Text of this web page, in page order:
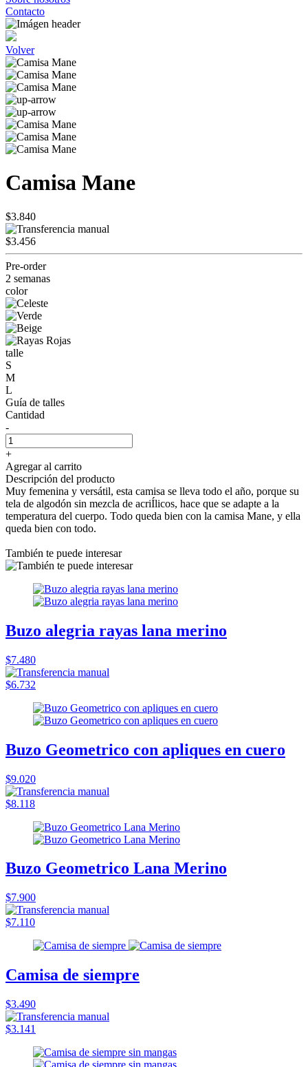
Contacto
Volver
Camisa Mane
$3.840
$3.456
Pre-order
2 semanas
color
talle
S
M
L
Guía de talles
Cantidad
-
+
Agregar al carrito
Descripción del producto
Muy femenina y versátil, esta camisa se lleva todo el año, porque su
tela de algodón sin mezcla de acriÍlicos, hace que se adapte a la
temperatura del cuerpo. Todo queda bien con la camisa Mane, y ella
queda bien con todo.
También te puede interesar
Buzo alegria rayas lana merino
$7.480
$6.732
Buzo Geometrico con apliques en cuero
$9.020
$8.118
Buzo Geometrico Lana Merino
$7.900
$7.110
Camisa de siempre
$3.490
$3.141